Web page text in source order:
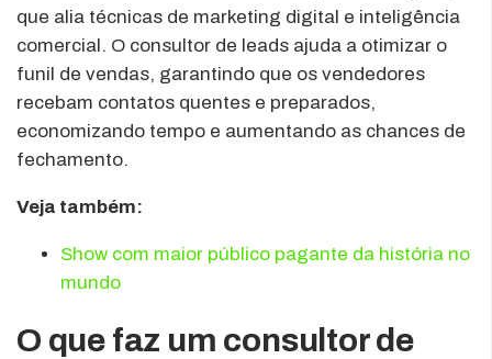
que alia técnicas de marketing digital e inteligência
comercial. O consultor de leads ajuda a otimizar o
funil de vendas, garantindo que os vendedores
recebam contatos quentes e preparados,
economizando tempo e aumentando as chances de
fechamento.
Veja também:
Show com maior público pagante da história no
mundo
O que faz um consultor de